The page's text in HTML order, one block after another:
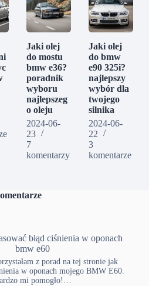
Jaki olej
do mostu
bmw e36?
poradnik
wyboru
najlepszeg
o oleju
2024-06-
23
7
komentarzy
Jaki olej
do bmw
e90 325i?
najlepszy
wybór dla
twojego
silnika
2024-06-
22
3
komentarze
błąd ciśnienia w oponach
bmw e60
z porad na tej stronie jak
w oponach mojego BMW E60.
mi pomogło!…